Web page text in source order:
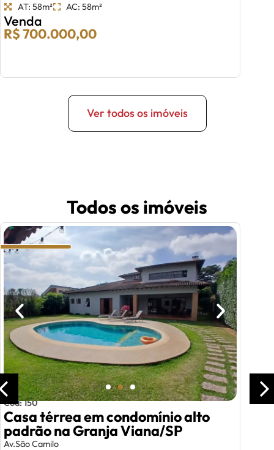
AT: 58m²
AC: 58m²
Venda
R$ 700.000,00
Ver todos os imóveis
Todos os imóveis
Cód: 150
Casa térrea em condomínio alto
padrão na Granja Viana/SP
Av.São Camilo